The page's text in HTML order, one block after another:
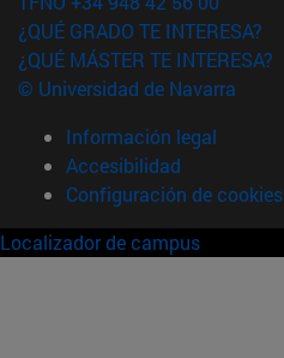
¿QUÉ GRADO TE INTERESA?
¿QUÉ MÁSTER TE INTERESA?
© Universidad de Navarra
Información legal
Accesibilidad
Configuración de cookies
Localizador de campus